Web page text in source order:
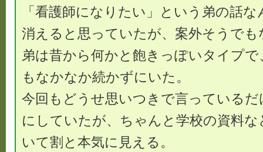
「看護師になりたい」という弟の話
消えると思っていたが、案外そうで
弟は昔から何かと飽きっぽいタイプ
もなかなか続かずにいた。
今回もどうせ思いつきで言っている
にしていたが、ちゃんと学校の資料
いて割と本気に見える。